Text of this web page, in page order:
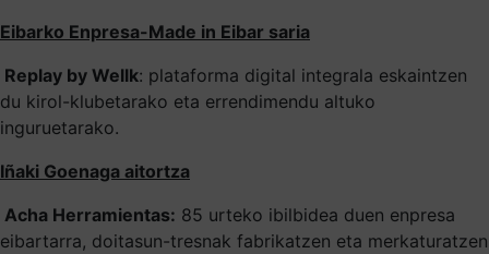
Eibarko Enpresa-Made in Eibar saria
Replay by Wellk: plataforma digital integrala eskaintzen
du kirol-klubetarako eta errendimendu altuko
inguruetarako.
Iñaki Goenaga aitortza
Acha Herramientas: 85 urteko ibilbidea duen enpresa
eibartarra, doitasun-tresnak fabrikatzen eta merkaturatzen